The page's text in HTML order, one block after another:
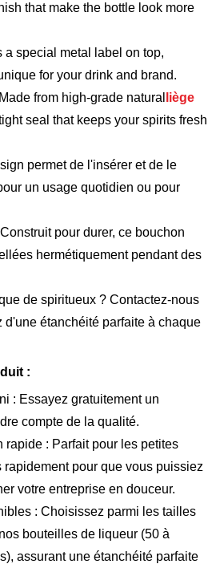
that make the bottle look more
a special metal label on top,
for your drink and brand.
from high-grade natural liège
seal that keeps your spirits fresh
permet de l'insérer et de le
un usage quotidien ou pour
pour durer, ce bouchon
hermétiquement pendant des
de spiritueux ? Contactez-nous
d'une étanchéité parfaite à chaque
:
: Essayez gratuitement un
compte de la qualité.
rapide : Parfait pour les petites
pour que vous puissiez
votre entreprise en douceur.
: Choisissez parmi les tailles
bouteilles de liqueur (50 à
assurant une étanchéité parfaite